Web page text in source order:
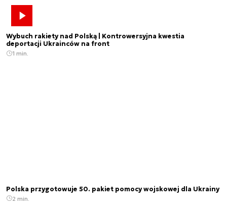
Wybuch rakiety nad Polską | Kontrowersyjna kwestia
deportacji Ukrainców na front
1 min.
Polska przygotowuje 50. pakiet pomocy wojskowej dla Ukrainy
2 min.